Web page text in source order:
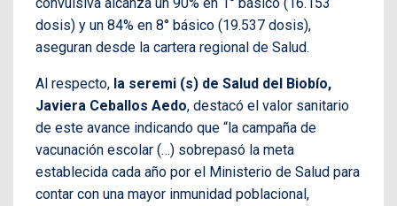
dosis) y un 84% en 8° básico (19.537 dosis),
aseguran desde la cartera regional de Salud.
Al respecto, la seremi (s) de Salud del Biobío,
Javiera Ceballos Aedo, destacó el valor sanitario
de este avance indicando que “la campaña de
vacunación escolar (…) sobrepasó la meta
establecida cada año por el Ministerio de Salud para
contar con una mayor inmunidad poblacional,